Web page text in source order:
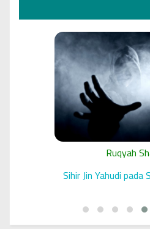
Ruqyah
Sihir Jin Yahudi